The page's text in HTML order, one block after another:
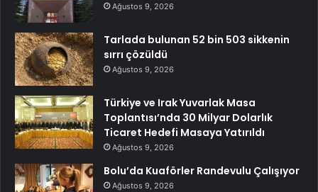
Ağustos 9, 2026
Tarlada bulunan 52 bin 503 sikkenin
sırrı çözüldü
Ağustos 9, 2026
Türkiye ve Irak Yuvarlak Masa
Toplantısı’nda 30 Milyar Dolarlık
Ticaret Hedefi Masaya Yatırıldı
Ağustos 9, 2026
Bolu’da Kuaförler Randevulu Çalışıyor
Ağustos 9, 2026